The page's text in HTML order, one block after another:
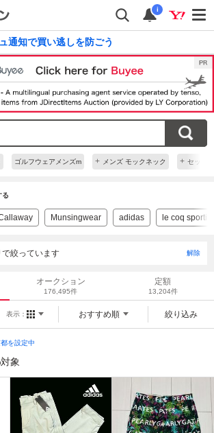
i
通知で買い逃しを防ごう
今すぐ挑戦 ログイン
ー
ワ
消
ゴルフウェアメンズm + メンズ モックネック + セット
る
Munsingwear adidas le coq sportif
絞っています 解除
オークション
176,495件
定額
13,204件
表示： おすすめ順 絞り込み
を設定中
象